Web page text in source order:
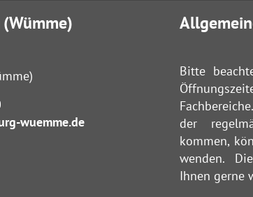
wuemme.de
Bitte
der
kommen,
wenden.
Ihnen gerne